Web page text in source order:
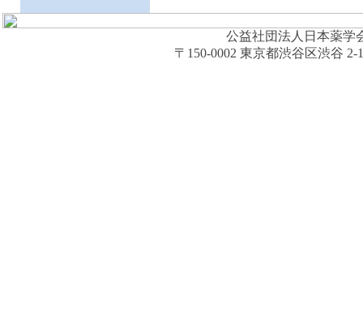
公益社団法人日本薬学
〒150-0002 東京都渋谷区渋谷